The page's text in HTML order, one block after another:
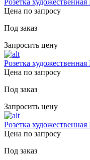
Розетка
Цена по запросу
Под заказ
Запросить цену
Розетка
Цена по запросу
Под заказ
Запросить цену
Розетка
Цена по запросу
Под заказ